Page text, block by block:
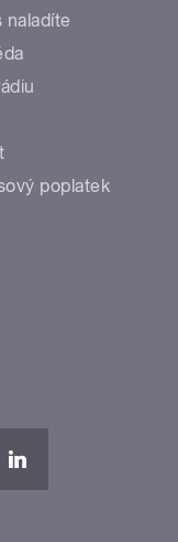
naladíte
poplatek